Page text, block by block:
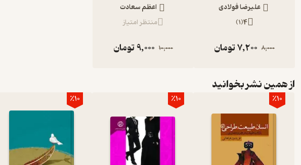
علیرضا فولادی
4
(
1
)
8,000
7,200تومان
اعظم سعادت
منتظر امتیاز
10,000
9,000تومان
از همین نشر بخوانید
٪10 ٪10 ٪10